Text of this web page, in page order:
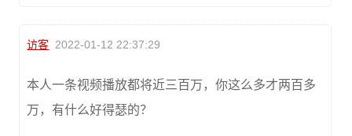
访客 2022-01-12 22:37:29
本人一条视频播放都将近三百万，你这么多才两百多
万，有什么好得瑟的？